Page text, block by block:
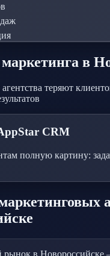
маркетинга в
теряют
CRM
полную картину:
в Новороссийске